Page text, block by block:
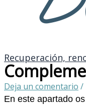
Recuperación,
Deja un comentario /
En este apartado